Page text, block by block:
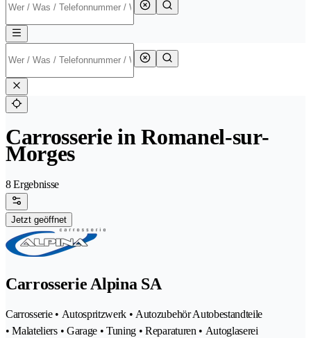
Carrosserie in Romanel-sur-
Morges
8 Ergebnisse
Jetzt geöffnet
Carrosserie Alpina SA
Carrosserie • Autospritzwerk • Autozubehör Autobestandteile
• Malateliers • Garage • Tuning • Reparaturen • Autoglaserei